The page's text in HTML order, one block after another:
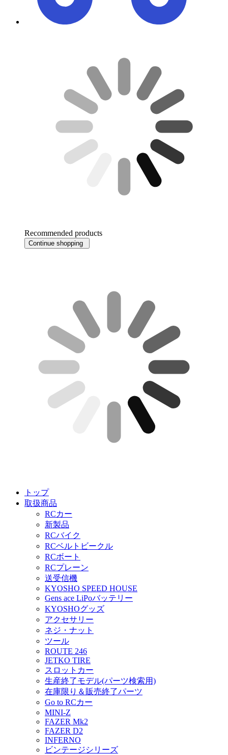
Recommended products
Continue shopping
トップ
取扱商品
RCカー
新製品
RCバイク
RCベルトビークル
RCボート
RCプレーン
送受信機
KYOSHO SPEED HOUSE
Gens ace LiPoバッテリー
KYOSHOグッズ
アクセサリー
ネジ・ナット
ツール
ROUTE 246
JETKO TIRE
スロットカー
生産終了モデル(パーツ検索用)
在庫限り＆販売終了パーツ
Go to RCカー
MINI-Z
FAZER Mk2
FAZER D2
INFERNO
ビンテージシリーズ